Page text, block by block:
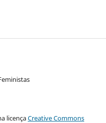
licençaCreative Commons